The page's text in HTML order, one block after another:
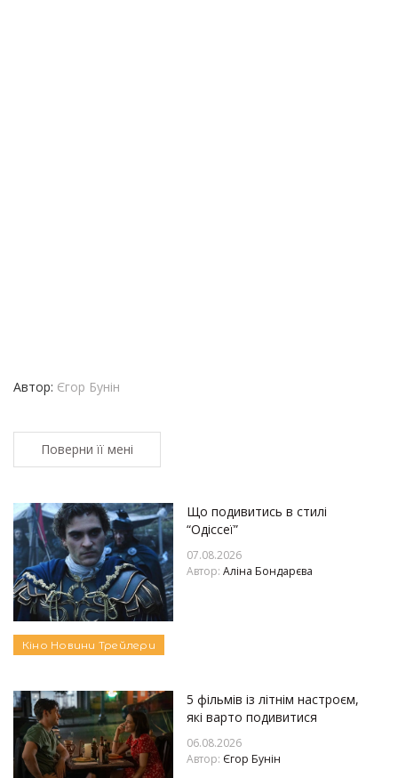
Автор: Єгор Бунін
Поверни її мені
Що подивитись в стилі
“Одіссеї”
07.08.2026
Автор: Аліна Бондарєва
Кіно Новини Трейлери
5 фільмів із літнім настроєм,
які варто подивитися
06.08.2026
Автор: Єгор Бунін